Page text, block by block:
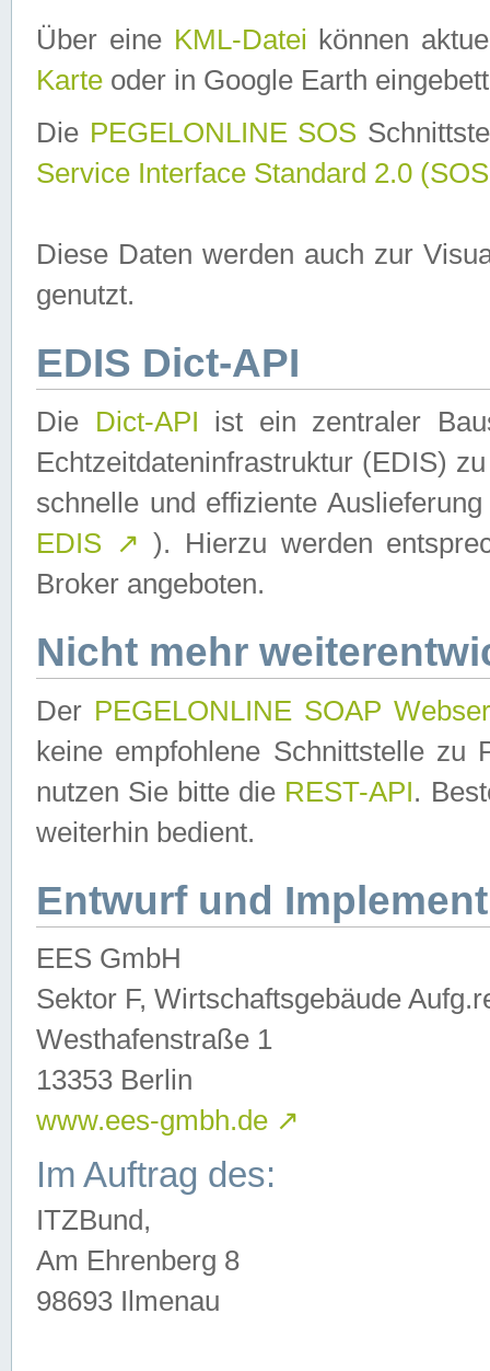
Über eine KML-Datei können
Karte oder in Google Earth
Die PEGELONLINE SOS
Service Interface Standard 2.0
Diese Daten werden auch zur
genutzt.
EDIS Dict-API
Die Dict-API ist ein zentraler
Echtzeitdateninfrastruktur (EDIS)
schnelle und effiziente
EDIS ↗ ). Hierzu werden
Broker angeboten.
Nicht mehr
Der PEGELONLINE SOAP
keine empfohlene Schnittstelle zu
nutzen Sie bitte die REST-API.
weiterhin bedient.
Entwurf und
EES GmbH
Sektor F, Wirtschaftsgebäude
Westhafenstraße 1
13353 Berlin
www.ees-gmbh.de ↗
Im Auftrag des:
ITZBund,
Am Ehrenberg 8
98693 Ilmenau